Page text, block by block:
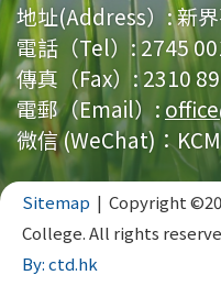
地址(Address）:新
電話（Tel）:2745
傳真（Fax）:2310
電郵（Email）:
微信 (WeChat)：
Sitemap | Copyright ©
College. All rights
By: ctd.hk